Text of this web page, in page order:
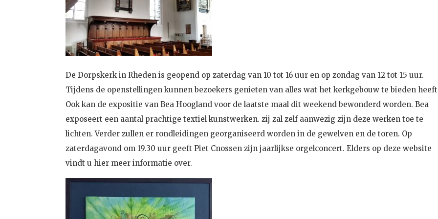
De Dorpskerk in Rheden is geopend op zaterdag van 10 tot 16 uur en op zondag van 12 tot 15 uur.
Tijdens de openstellingen kunnen bezoekers genieten van alles wat het kerkgebouw te bieden
Ook kan de expositie van Bea Hoogland voor de laatste maal dit weekend bewonderd worden. Bea
exposeert een aantal prachtige textiel kunstwerken. zij zal zelf aanwezig zijn deze werken toe te
lichten. Verder zullen er rondleidingen georganiseerd worden in de gewelven en de toren. Op
zaterdagavond om 19.30 uur geeft Piet Cnossen zijn jaarlijkse orgelconcert. Elders op deze website
vindt u hier meer informatie over.